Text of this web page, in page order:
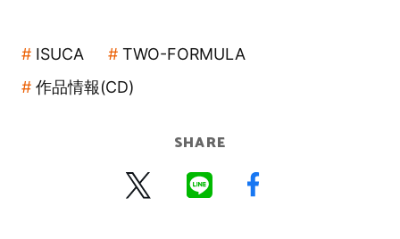
ISUCA
TWO-FORMULA
作品情報(CD)
SHARE